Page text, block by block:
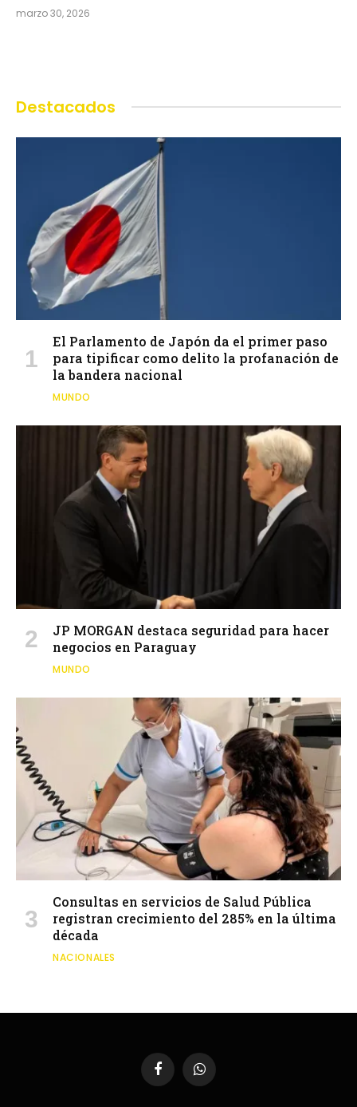
marzo 30, 2026
Destacados
El Parlamento de Japón da el primer paso
para tipificar como delito la profanación de
la bandera nacional
MUNDO
JP MORGAN destaca seguridad para hacer
negocios en Paraguay
MUNDO
Consultas en servicios de Salud Pública
registran crecimiento del 285% en la última
década
NACIONALES
FacebookWhatsApp